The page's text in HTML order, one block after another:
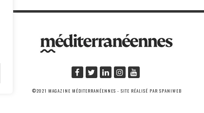
©2021 MAGAZINE MÉDITERRANÉENNES - SITE RÉALISÉ PAR SPANIWEB